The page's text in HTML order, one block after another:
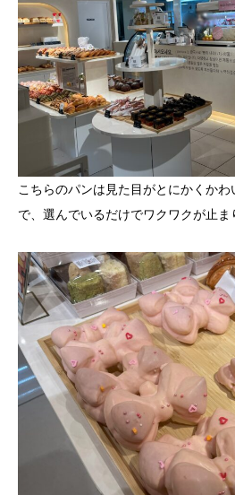
こちらのパンは見た目がとにかくかわ
で、選んでいるだけでワクワクが止ま